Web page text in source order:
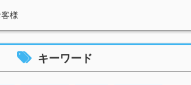
様
キーワード